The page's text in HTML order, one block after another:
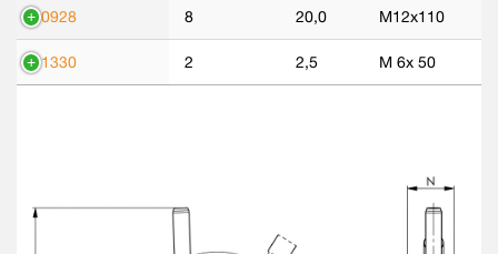
90928 8 20,0 M12x110
91330 2 2,5 M 6x 50